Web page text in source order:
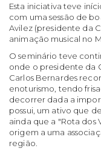
Esta iniciativa teve
com uma sessão de
Avilez (presidente da
animação musical no
O seminário teve
onde o presidente da
Carlos Bernardes
enoturismo, tendo
decorrer dada a
possui, um ativo que
ainda que a "Rota
origem a uma
região.